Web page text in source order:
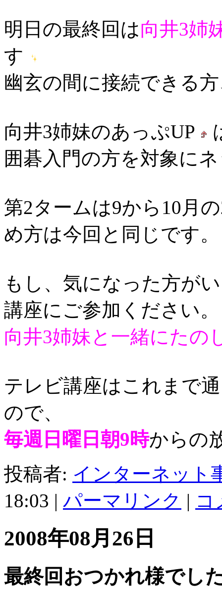
明日の最終回は向井3姉
す
幽玄の間に接続できる
向井3姉妹のあっぷUP
囲碁入門の方を対象に
第2タームは9から10月
め方は今回と同じです。
もし、気になった方が
講座にご参加ください。
向井3姉妹と一緒にたの
テレビ講座はこれまで
ので、
毎週日曜日朝9時からの
投稿者: インターネット
18:03 | パーマリンク | コ
2008年08月26日
最終回おつかれ様でし